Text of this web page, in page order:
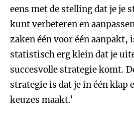
eens met de stelling dat je je
kunt verbeteren en
zaken één voor één aanpakt,
statistisch erg klein dat je
succesvolle strategie komt.
strategie is dat je in één klap
keuzes maakt.’